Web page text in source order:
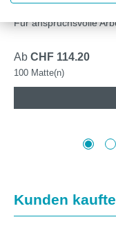
Für anspruchsvolle
Ab CHF 114.20
100 Matte(n)
Produktgalerie
Kunden